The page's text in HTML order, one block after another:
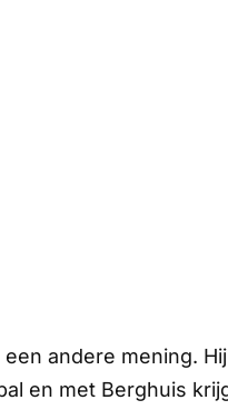
andere mening.
en met Berghuis